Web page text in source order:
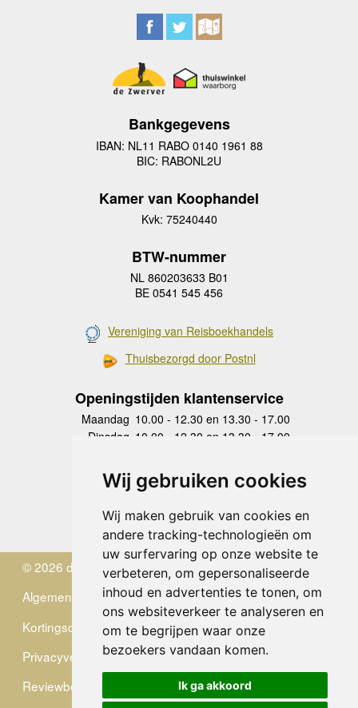
Wij gebruiken cookies
Wij maken gebruik van cookies en
andere tracking-technologieën om
uw surfervaring op onze website te
verbeteren, om gepersonaliseerde
inhoud en advertenties te tonen, om
ons websiteverkeer te analyseren en
om te begrijpen waar onze
bezoekers vandaan komen.
Ik ga akkoord
Bankgegevens
IBAN: NL11 RABO 0140 1961 88
BIC: RABONL2U
Kamer van Koophandel
Kvk: 75240440
BTW-nummer
NL 860203633 B01
BE 0541 545 456
Vereniging van Reisboekhandels
Thuisbezorgd door Postnl
Openingstijden klantenservice
Maandag 10.00 - 12.30 en 13.30 - 17.00
Dinsdag 10.00 - 12.30 en 13.30 - 17.00
Donderdag
10.00 - 12.30 en 13.30 - 17.00
Vrijdag 10.00 - 12.30 en 13.30 - 17.00
Zaterdag
gesloten
Zondag gesloten
© 2026 de Zwerver
Algemene Voorwaarden
Kortingscode
Privacyverklaring
Reviewbeleid